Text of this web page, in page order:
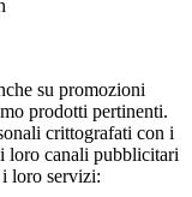
su promozioni
prodotti pertinenti.
crittografati con i
loro canali pubblicitari
loro servizi: